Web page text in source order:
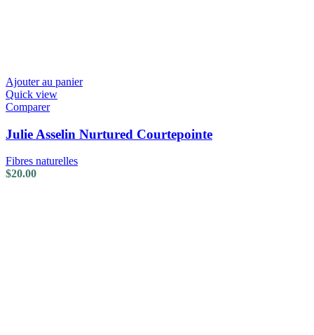
Ajouter au panier
Quick view
Comparer
Julie Asselin Nurtured Courtepointe
Fibres naturelles
$20.00